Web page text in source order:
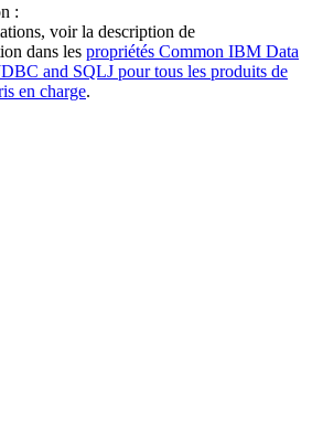
:
voir la description de
dans les propriétés Common IBM Data
and SQLJ pour tous les produits de
en charge.